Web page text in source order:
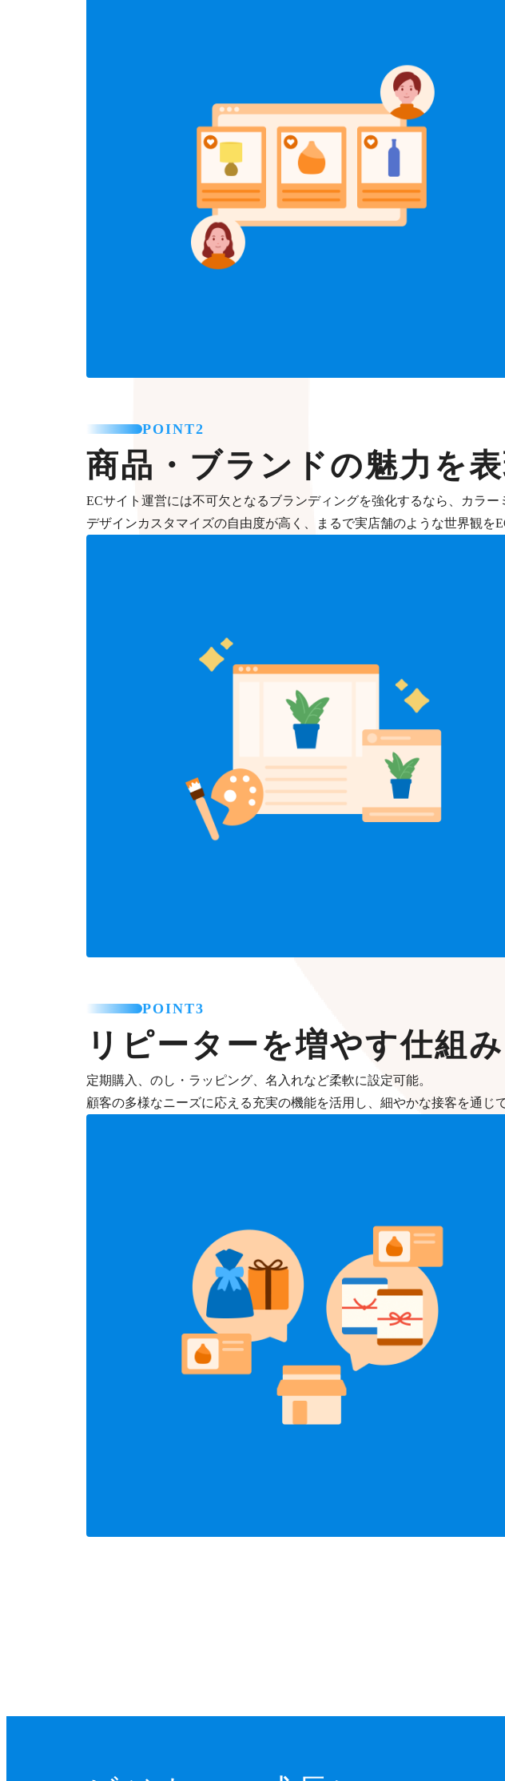
POINT2
商品・ブランドの魅力を
ECサイト運営には不可欠となるブランディングを強化するなら、カラー
デザインカスタマイズの自由度が高く、まるで実店舗のような世界観を
POINT3
リピーターを増やす仕組み
定期購入、のし・ラッピング、名入れなど柔軟に設定可能。
顧客の多様なニーズに応える充実の機能を活用し、細やかな接客を通じ